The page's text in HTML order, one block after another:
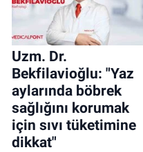
Uzm. Dr.
Bekfilavioğlu: "Yaz
aylarında böbrek
sağlığını korumak
için sıvı tüketimine
dikkat"